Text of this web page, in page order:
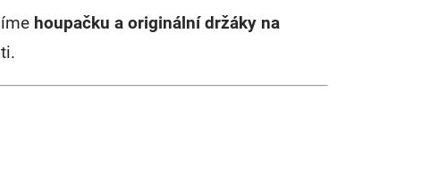
houpačku a originální držáky na